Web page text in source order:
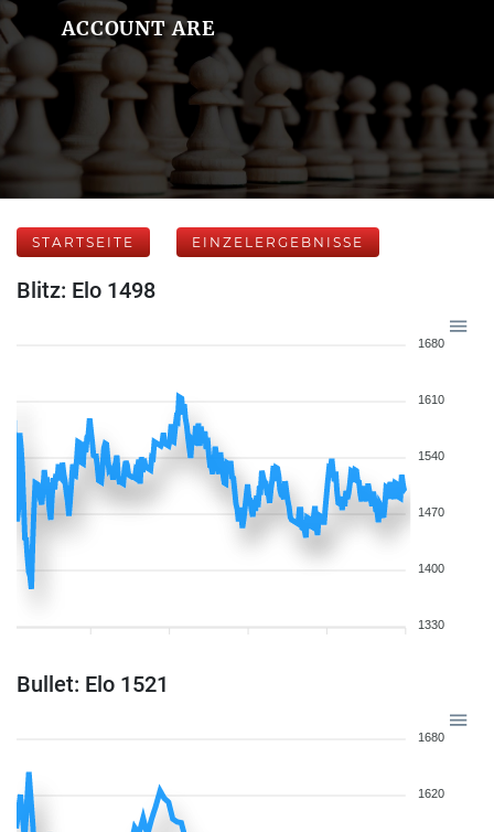
ACCOUNT ARE
STARTSEITE EINZELERGEBNISSE
Blitz: Elo 1498
1680
1610
1540
1470
1400
1330
Bullet: Elo 1521
1680
1620